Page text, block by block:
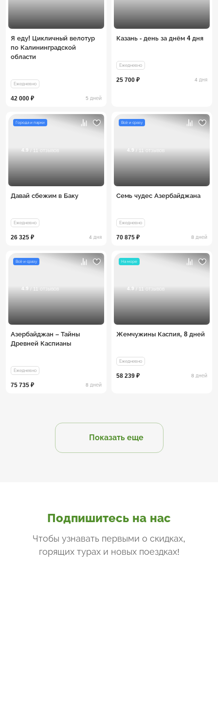
Я еду! Цикличный велотур
по Калининградской
области
Ежедневно
42 000 ₽ 5 дней
Казань - день за днём 4 дня
Ежедневно
25 700 ₽ 4 дня
Города и парки
4.9 / 11 отзывов
Давай сбежим в Баку
Ежедневно
26 325 ₽ 4 дня
Всё и сразу
4.9 / 11 отзывов
Семь чудес Азербайджана
Ежедневно
70 875 ₽ 8 дней
Всё и сразу
4.9 / 11 отзывов
Азербайджан – Тайны
Древней Каспианы
Ежедневно
75 735 ₽ 8 дней
На море
4.9 / 11 отзывов
Жемчужины Каспия, 8 дней
Ежедневно
58 239 ₽ 8 дней
Показать еще
Подпишитесь на нас
Чтобы узнавать первыми о скидках,
горящих турах и новых поездках!